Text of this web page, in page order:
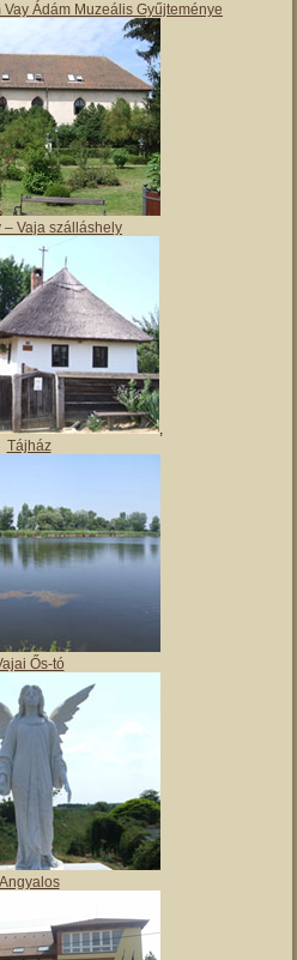
Ádám Muzeális Gyűjteménye
– Vaja szálláshely
,
Tájház
Ős-tó
Angyalos